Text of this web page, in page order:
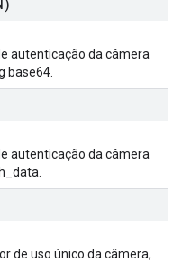
autenticação da câmera
base64.
autenticação da câmera
de uso único da câmera,